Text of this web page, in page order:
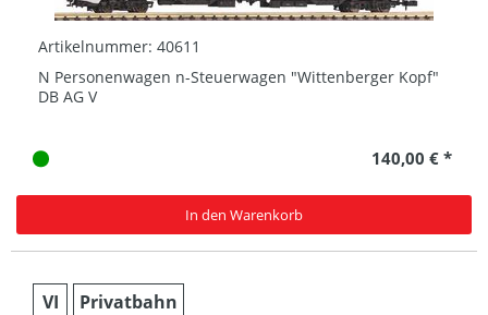
Artikelnummer: 40611
N Personenwagen n-Steuerwagen "Wittenberger Kopf"
DB AG V
140,00 € *
In den Warenkorb
VI Privatbahn